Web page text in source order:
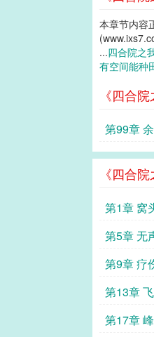
本章节内容
...四合院之
有空间能种
《四合
第99章
《四合
第1章 窝
第5章 无
第9章 疗
第13章
第17章